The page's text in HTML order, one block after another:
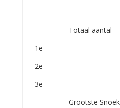
Totaal aantal
1e
2e
3e
Grootste Snoek